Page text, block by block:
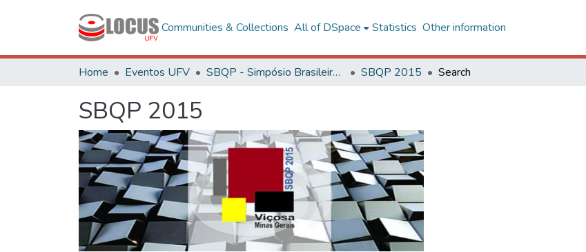
Communities & Collections All of DSpace Statistics Other information
Home Eventos UFV SBQP - Simpósio Brasileiro de Qualidade do Projeto no Ambiente Construído SBQP 2015 Search
SBQP 2015